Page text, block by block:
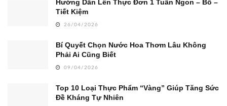
Hướng Dẫn Lên Thực Đơn 1 Tuần Ngon – Bổ –
Tiết Kiệm
26/04/2026
Bí Quyết Chọn Nước Hoa Thơm Lâu Không
Phải Ai Cũng Biết
09/04/2026
Top 10 Loại Thực Phẩm “Vàng” Giúp Tăng Sức
Đề Kháng Tự Nhiên